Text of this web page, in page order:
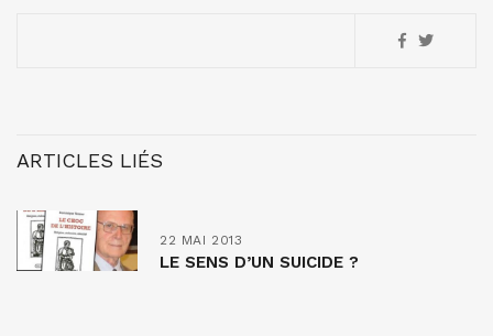
ARTICLES LIÉS
22 MAI 2013
LE SENS D’UN SUICIDE ?